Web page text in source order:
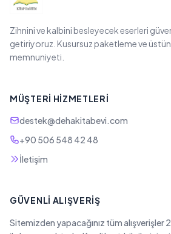
Zihnini ve kalbini besleyecek eserleri
getiriyoruz. Kusursuz paketleme ve
memnuniyeti.
MÜŞTERI HIZMETLERI
destek@dehakitabevi.com
+90 506 548 42 48
İletişim
GÜVENLI ALIŞVERIŞ
Sitemizden yapacağınız tüm alışverişler